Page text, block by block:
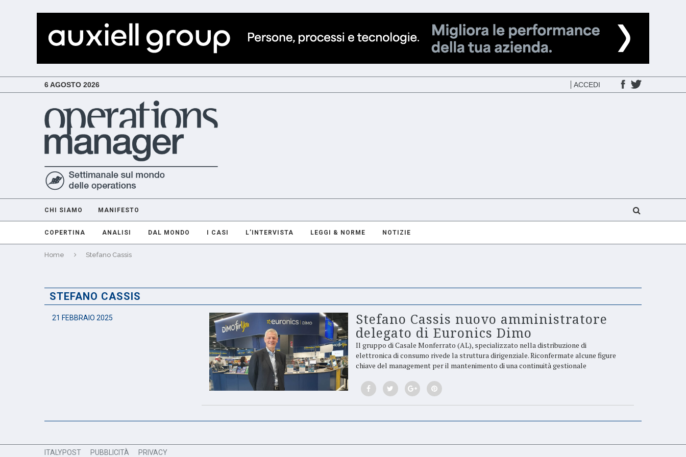
6 AGOSTO 2026 ACCEDI
CHI SIAMO MANIFESTO
COPERTINA ANALISI DAL MONDO I CASI L’INTERVISTA LEGGI & NORME NOTIZIE
Home Stefano Cassis
STEFANO CASSIS
21 FEBBRAIO 2025
Stefano Cassis nuovo amministratore
delegato di Euronics Dimo
Il gruppo di Casale Monferrato (AL), specializzato nella distribuzione di
elettronica di consumo rivede la struttura dirigenziale. Riconfermate alcune figure
chiave del management per il mantenimento di una continuità gestionale
ITALYPOST PUBBLICITÀ PRIVACY